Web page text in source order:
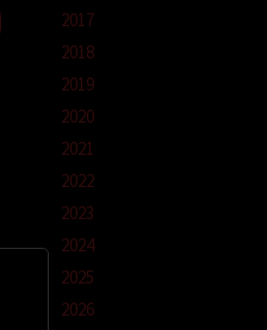
2017
2018
2019
2020
2021
2022
2023
2024
2025
2026